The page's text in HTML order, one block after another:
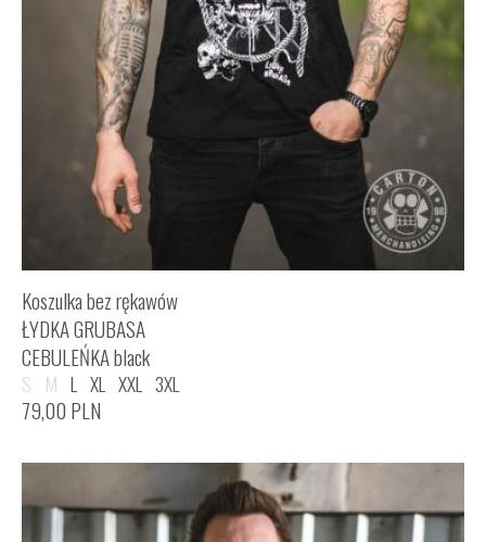
Koszulka bez rękawów
ŁYDKA GRUBASA
CEBULEŃKA black
S M L XL XXL 3XL
79,00 PLN